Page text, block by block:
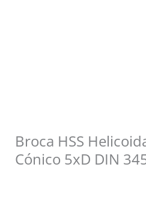
Broca HSS
Cónico 5xD DIN